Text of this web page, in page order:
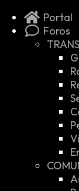
Portal
Foros